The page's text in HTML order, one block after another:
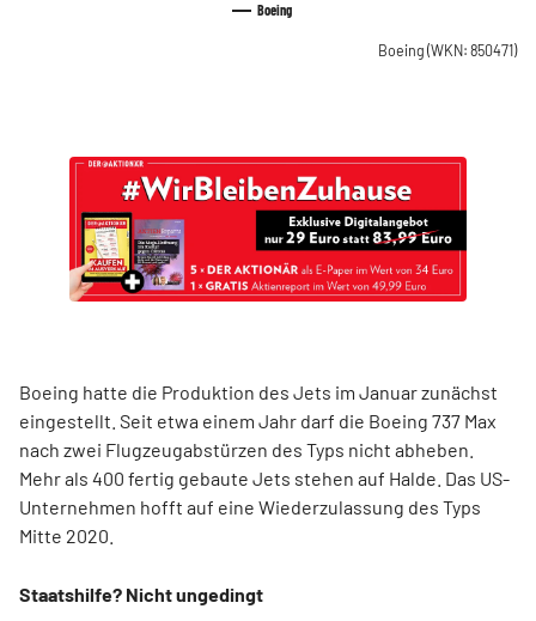
Boeing
Boeing (WKN: 850471)
Boeing hatte die Produktion des Jets im Januar zunächst
eingestellt. Seit etwa einem Jahr darf die Boeing 737 Max
nach zwei Flugzeugabstürzen des Typs nicht abheben.
Mehr als 400 fertig gebaute Jets stehen auf Halde. Das US-
Unternehmen hofft auf eine Wiederzulassung des Typs
Mitte 2020.
Staatshilfe? Nicht ungedingt